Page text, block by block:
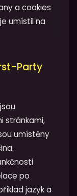
a cookies
umístil na
Party
stránkami,
umístěny
po
jazyk a